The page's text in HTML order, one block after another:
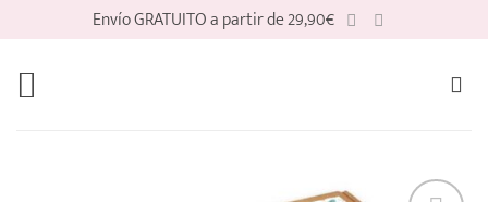
contenido
Envío GRATUITO a partir de 29,90€